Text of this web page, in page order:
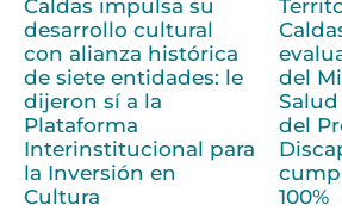
Caldas impulsa su
desarrollo cultural
con alianza histórica
de siete entidades: le
dijeron sí a la
Plataforma
Interinstitucional para
la Inversión en
Cultura
del
del
100%